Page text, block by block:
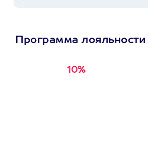
Программа лояльности
10%